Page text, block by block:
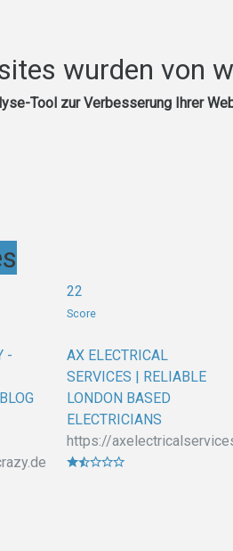
wurden von
Tool zur Verbesserung Ihrer
-
22
Score
AX ELECTRICAL
SERVICES | RELIABLE
LONDON BASED
ELECTRICIANS
https://